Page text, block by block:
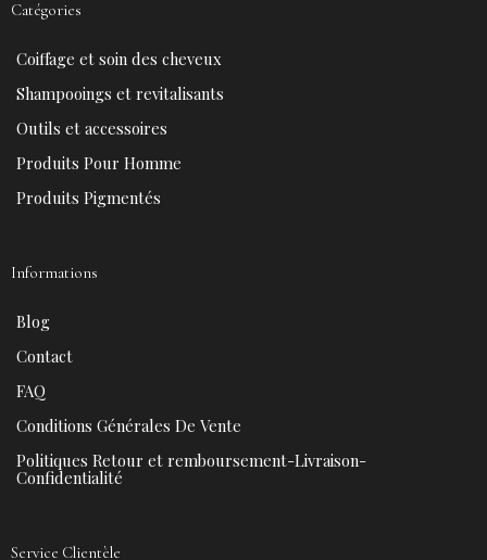
b
o
o
k
e
e
s
t
b
e r
a
Catégories
Coiffage et soin des cheveux
Shampooings et revitalisants
Outils et accessoires
Produits Pour Homme
Produits Pigmentés
Informations
Blog
Contact
FAQ
Conditions Générales De Vente
Politiques Retour et remboursement-Livraison-
Confidentialité
Service Clientèle